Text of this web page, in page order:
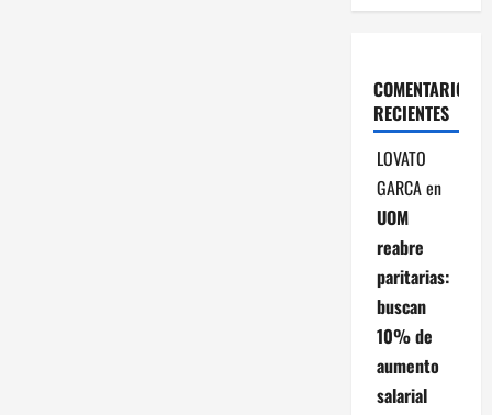
COMENTARIOS
RECIENTES
LOVATO
GARCAen
UOM
reabre
paritarias:
buscan
10% de
aumento
salarial